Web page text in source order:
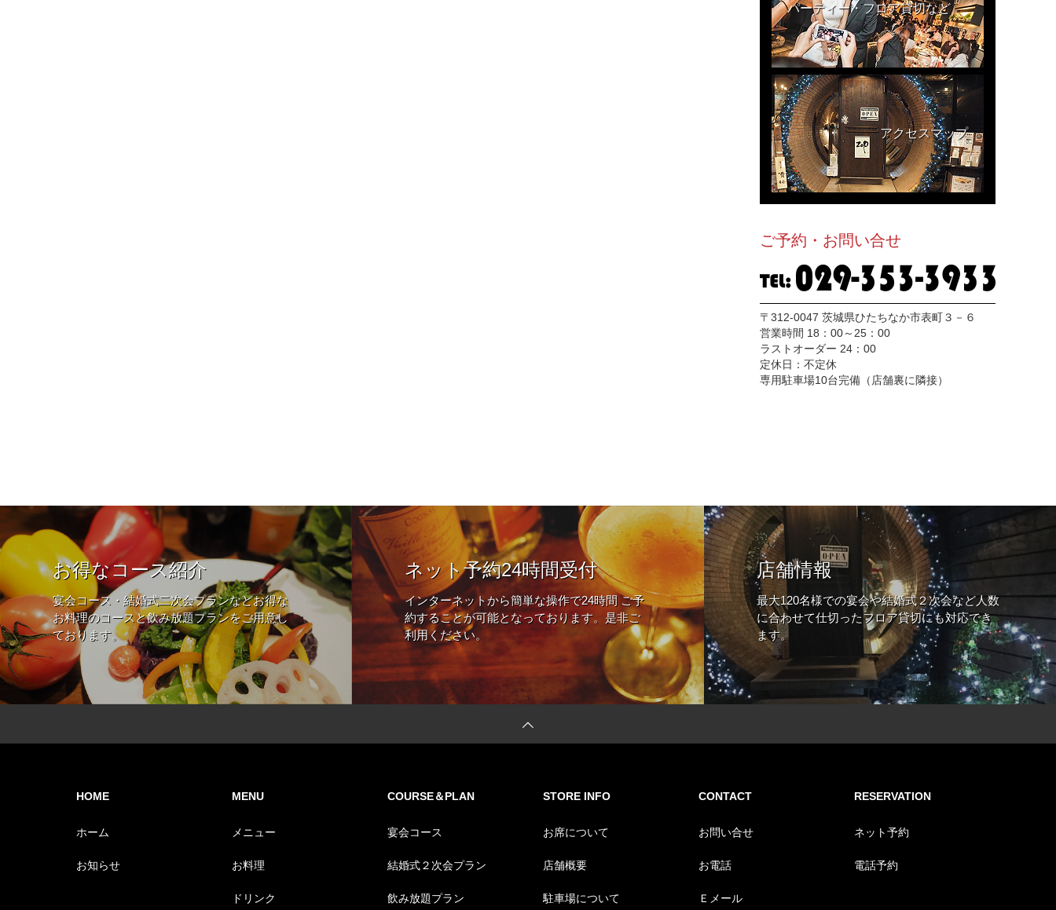
パーティー・フロア貸切など
アクセスマップ
ご予約・お問い合せ
〒312-0047 茨城県ひたちなか市表町３－６
営業時間 18：00～25：00
ラストオーダー 24：00
定休日：不定休
専用駐車場10台完備（店舗裏に隣接）
お得なコース紹介
宴会コース・結婚式二次会プランなどお得な
お料理のコースと飲み放題プランをご用意し
ております。
ネット予約24時間受付
インターネットから簡単な操作で24時間 ご予
約することが可能となっております。是非ご
利用ください。
店舗情報
最大120名様での宴会や結婚式２次会など人数
に合わせて仕切ったフロア貸切にも対応でき
ます。
HOME
ホーム
お知らせ
MENU
メニュー
お料理
ドリンク
COURSE＆PLAN
宴会コース
結婚式２次会プラン
飲み放題プラン
STORE INFO
お席について
店舗概要
駐車場について
CONTACT
お問い合せ
お電話
Ｅメール
RESERVATION
ネット予約
電話予約